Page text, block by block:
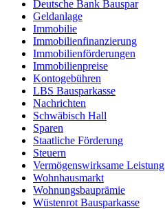
Deutsche Bank Bauspar
Geldanlage
Immobilie
Immobilienfinanzierung
Immobilienförderungen
Immobilienpreise
Kontogebühren
LBS Bausparkasse
Nachrichten
Schwäbisch Hall
Sparen
Staatliche Förderung
Steuern
Vermögenswirksame Leistung
Wohnhausmarkt
Wohnungsbauprämie
Wüstenrot Bausparkasse